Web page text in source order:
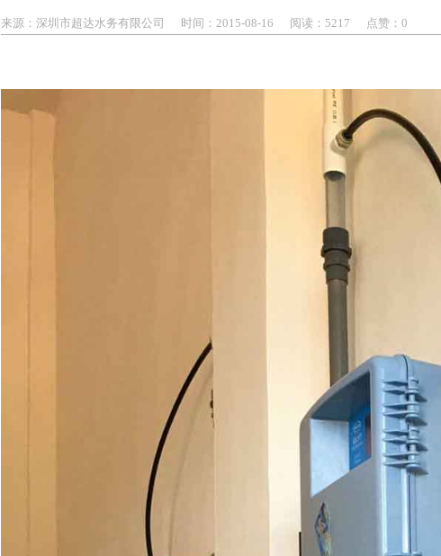
来源： 深圳市超达水务有限公司 时间： 2015-08-16 阅读：5217 点赞： 0